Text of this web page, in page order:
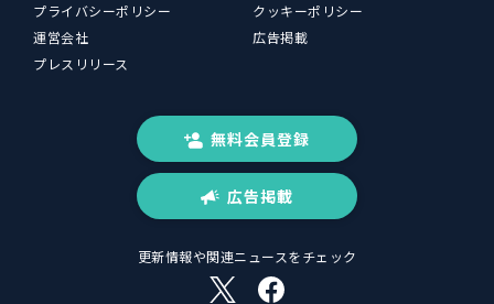
プライバシーポリシー
クッキーポリシー
運営会社
広告掲載
プレスリリース
無料会員登録
広告掲載
更新情報や関連ニュースをチェック